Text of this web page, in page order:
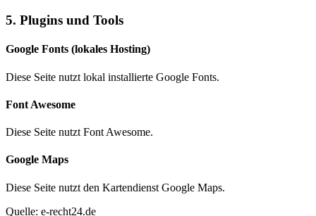
5. Plugins und Tools
Google Fonts (lokales Hosting)
Diese Seite nutzt lokal installierte Google Fonts.
Font Awesome
Diese Seite nutzt Font Awesome.
Google Maps
Diese Seite nutzt den Kartendienst Google Maps.
Quelle: e-recht24.de